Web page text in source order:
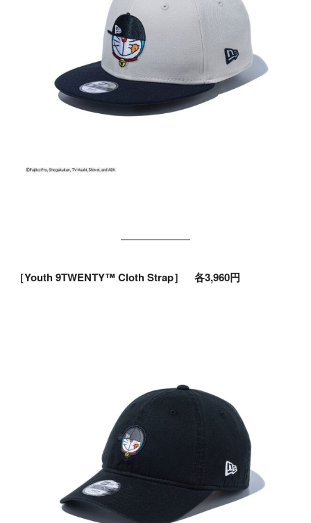
［Youth 9TWENTY™ Cloth Strap］ 各3,960円